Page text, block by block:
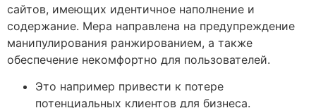
сайтов, имеющих идентичное наполнение и
содержание. Мера направлена на предупреждение
манипулирования ранжированием, а также
обеспечение некомфортно для пользователей.
Это например привести к потере
потенциальных клиентов для бизнеса.